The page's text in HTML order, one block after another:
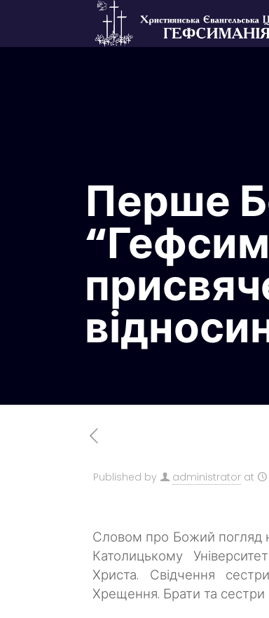
Перше
Published by administrator at
Словом про Божий погляд
Католицькому
Христа. Свідчення
Хрещення. Брати та